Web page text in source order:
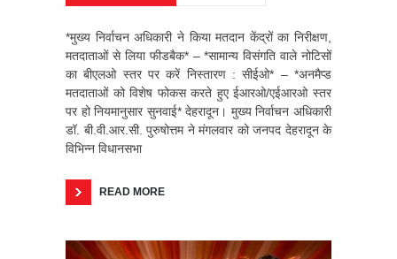
*मुख्य निर्वाचन अधिकारी ने किया मतदान केंद्रों का निरीक्षण,
मतदाताओं से लिया फीडबैक* – *सामान्य विसंगति वाले नोटिसों
का बीएलओ स्तर पर करें निस्तारण : सीईओ* – ⁠*अनमैप्ड
मतदाताओं को विशेष फोकस करते हुए ईआरओ/एईआरओ स्तर
पर हो नियमानुसार सुनवाई* देहरादून। मुख्य निर्वाचन अधिकारी
डॉ. बी.वी.आर.सी. पुरुषोत्तम ने मंगलवार को जनपद देहरादून के
विभिन्न विधानसभा
READ MORE